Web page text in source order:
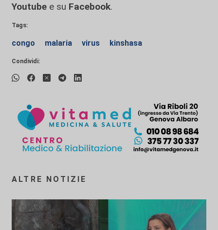
Youtube e su Facebook.
Tags:
congo malaria virus kinshasa
Condividi:
ALTRE NOTIZIE